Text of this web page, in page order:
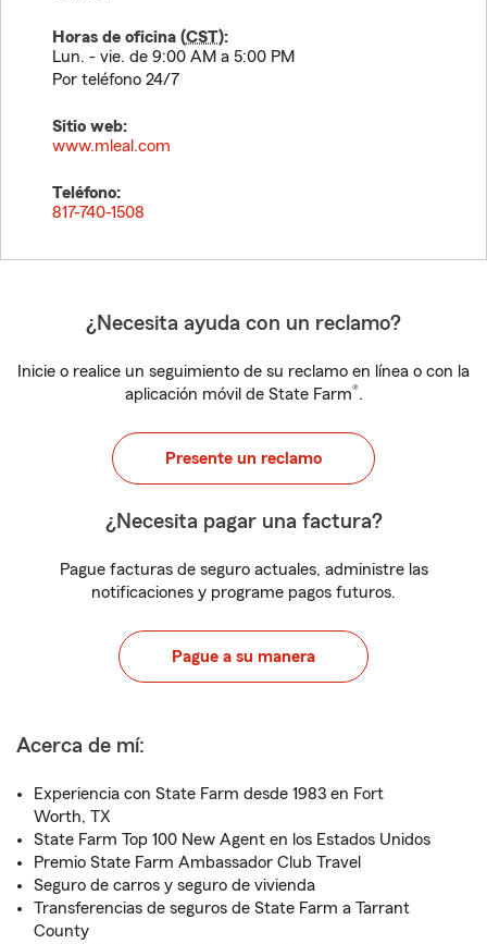
Horas de oficina (CST):
Lun. - vie. de 9:00 AM a 5:00 PM
Por teléfono 24/7
Sitio web:
www.mleal.com
Teléfono:
817-740-1508
¿Necesita ayuda con un reclamo?
Inicie o realice un seguimiento de su reclamo en línea o con la
aplicación móvil de State Farm®.
Presente un reclamo
¿Necesita pagar una factura?
Pague facturas de seguro actuales, administre las
notificaciones y programe pagos futuros.
Pague a su manera
Acerca de mí:
Experiencia con State Farm desde 1983 en Fort
Worth, TX
State Farm Top 100 New Agent en los Estados Unidos
Premio State Farm Ambassador Club Travel
Seguro de carros y seguro de vivienda
Transferencias de seguros de State Farm a Tarrant
County